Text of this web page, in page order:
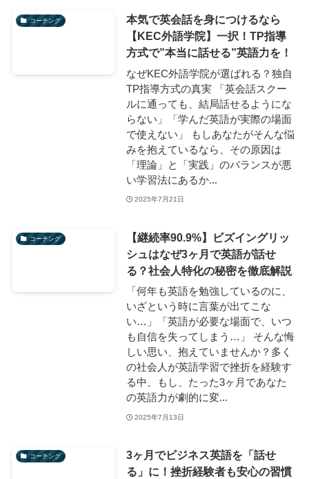
コーチング
本気で英会話を身につけるなら
【KEC外語学院】一択！TP指導
方式で”本当に話せる”英語力を！
なぜKEC外語学院が選ばれる？独自
TP指導方式の真実 「英会話スクー
ルに通っても、結局話せるようにな
らない」「学んだ英語が実際の場面
で使えない」 もしあなたがそんな悩
みを抱えているなら、その原因は
「理論」と「実践」のバランスが悪
い学習法にあるか...
2025年7月21日
コーチング
【継続率90.9%】ビズイングリッ
シュはなぜ3ヶ月で英語が話せ
る？社会人特化の秘密を徹底解説
「何年も英語を勉強しているのに、
いざという時に言葉が出てこな
い…」「英語が必要な場面で、いつ
も自信を失ってしまう…」 そんな悔
しい思い、抱えていませんか？多く
の社会人が英語学習で挫折を経験す
る中、もし、たった3ヶ月であなた
の英語力が劇的に変...
2025年7月13日
コーチング
3ヶ月でビジネス英語を「話せ
る」に！挫折経験者も安心の習慣